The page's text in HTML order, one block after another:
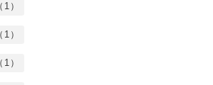
）
）
）